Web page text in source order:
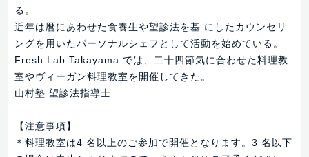
る。
近年は暦にあわせた食養生や望診法を基 にしたカウンセリ
ングを用いたパーソナルシェフとして活動を始めている。
Fresh Lab.Takayama では、二十四節気に合わせた料理教
室やヴィーガン料理教室を開催してきた。
山村塾 望診法指導士
【注意事項】
＊料理教室は4 名以上のご参加で開催となります。3 名以下